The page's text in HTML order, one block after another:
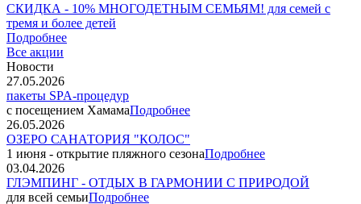
СКИДКА - 10% МНОГОДЕТНЫМ СЕМЬЯМ! для семей с
тремя и более детей
Подробнее
Все акции
Новости
27.05.2026
пакеты SPA-процедур
с посещением ХамамаПодробнее
26.05.2026
ОЗЕРО САНАТОРИЯ "КОЛОС"
1 июня - открытие пляжного сезонаПодробнее
03.04.2026
ГЛЭМПИНГ - ОТДЫХ В ГАРМОНИИ С ПРИРОДОЙ
для всей семьиПодробнее